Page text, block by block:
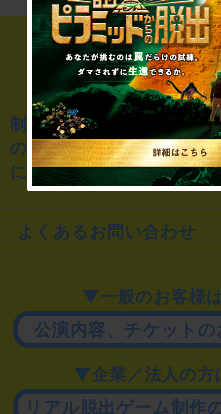
制作のご相談・コラボレ
のお客様からのご質問や
にお問い合わせください
よくあるお問い合わせ
▼一般のお客様
公演内容、チケット
▼企業／法人の方
リアル脱出ゲーム制作